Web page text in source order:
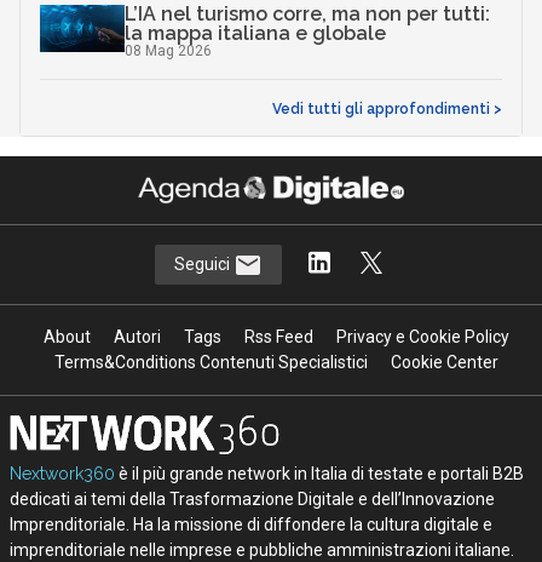
L’IA nel turismo corre, ma non per tutti:
la mappa italiana e globale
08 Mag 2026
Vedi tutti gli approfondimenti >
Seguici
About Autori Tags Rss Feed
Privacy e Cookie Policy
Terms&Conditions Contenuti Specialistici
Cookie Center
Nextwork360 è il più grande network in Italia di testate e portali B2B
dedicati ai temi della Trasformazione Digitale e dell’Innovazione
Imprenditoriale. Ha la missione di diffondere la cultura digitale e
imprenditoriale nelle imprese e pubbliche amministrazioni italiane.